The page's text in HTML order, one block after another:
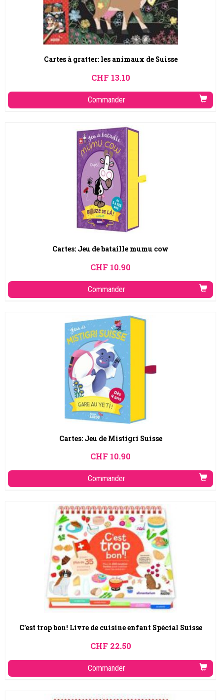
Cartes à gratter: les animaux de Suisse
CHF 13.10
Commander
Cartes: Jeu de bataille mumu cow
CHF 10.90
Commander
Cartes: Jeu de Mistigri Suisse
CHF 10.90
Commander
C'est trop bon! Livre de cuisine enfant Spécial Suisse
CHF 22.50
Commander